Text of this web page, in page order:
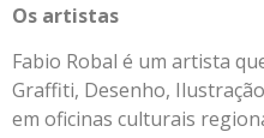
Os artistas
Fabio Robal é um artista
Graffiti, Desenho,
em oficinas culturais